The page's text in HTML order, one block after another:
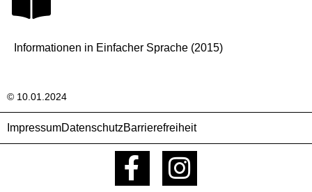
Informationen in Einfacher Sprache (2015)
© 10.01.2024
ImpressumDatenschutzBarrierefreiheit